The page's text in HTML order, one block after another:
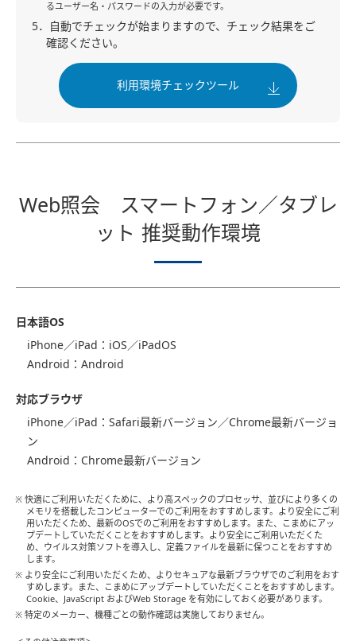
るユーザー名・パスワードの入力が必要です。
5．自動でチェックが始まりますので、チェック結果をご
確認ください。
利用環境チェックツール
Web照会 スマートフォン／タブレ
ット 推奨動作環境
⽇本語OS
iPhone／iPad：iOS／iPadOS
Android：Android
対応ブラウザ
iPhone／iPad：Safari最新バージョン／Chrome最新バージョ
ン
Android：Chrome最新バージョン
※ 快適にご利用いただくために、より高スペックのプロセッサ、並びにより多くの
メモリを搭載したコンピューターでのご利用をおすすめします。より安全にご利
用いただくため、最新のOSでのご利用をおすすめします。また、こまめにアッ
プデートしていただくことをおすすめします。より安全にご利用いただくた
め、ウイルス対策ソフトを導⼊し、定義ファイルを最新に保つことをおすすめ
します。
※ より安全にご利用いただくため、よりセキュアな最新ブラウザでのご利用をおす
すめします。また、こまめにアップデートしていただくことをおすすめします。
Cookie、JavaScript およびWeb Storage を有効にしておく必要があります。
※ 特定のメーカー、機種ごとの動作確認は実施しておりません。